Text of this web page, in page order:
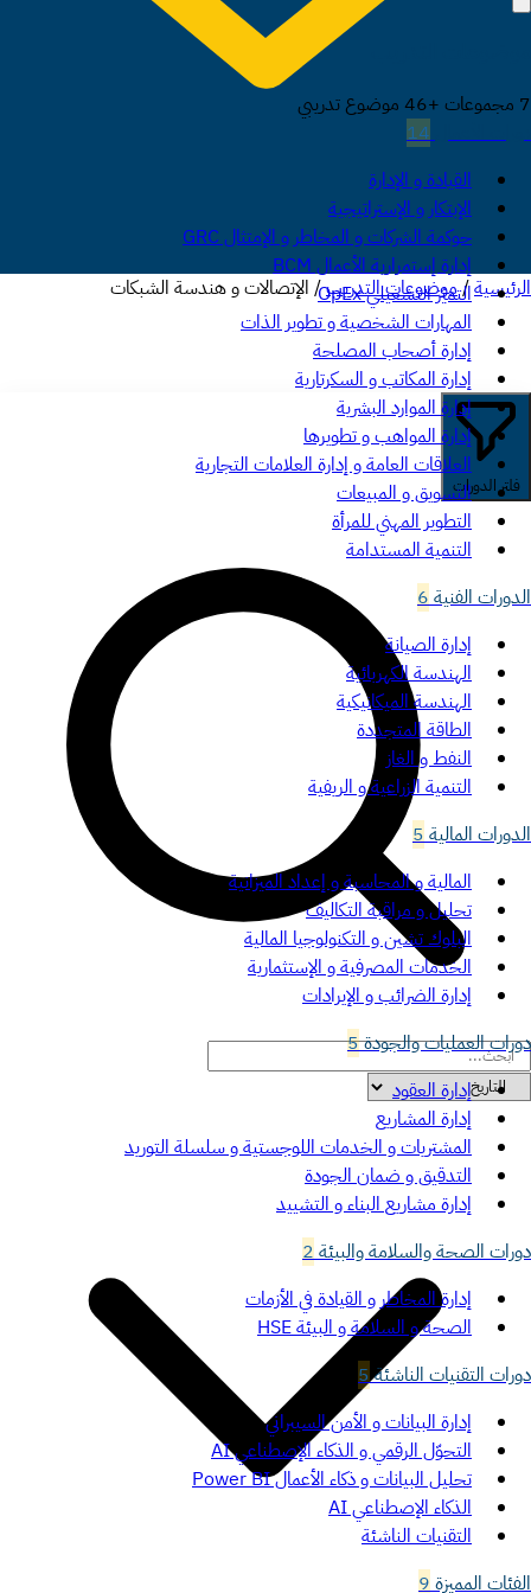
7 مجموعات +46 موضوع تدريبي
دورات الأعمال
14
القيادة و الإدارة
الإبتكار و الإستراتيجية
حوكمة الشركات و المخاطر و الإمتثال GRC
إدارة إستمرارية الأعمال BCM
التميّز التشغيلي OpEx
المهارات الشخصية و تطوير الذات
إدارة أصحاب المصلحة
إدارة المكاتب و السكرتارية
إدارة الموارد البشرية
إدارة المواهب و تطويرها
العلاقات العامة و إدارة العلامات التجارية
التسويق و المبيعات
التطوير المهني للمرأة
التنمية المستدامة
الدورات الفنية6
إدارة الصيانة
الهندسة الكهربائية
الهندسة الميكانيكية
الطاقة المتجددة
النفط و الغاز
التنمية الزراعية و الريفية
الدورات المالية5
المالية و المحاسبة و إعداد الميزانية
تحليل و مراقبة التكاليف
البلوك تشين و التكنولوجيا المالية
الخدمات المصرفية و الإستثمارية
إدارة الضرائب و الإيرادات
دورات العمليات والجودة5
إدارة العقود
إدارة المشاريع
المشتريات و الخدمات اللوجستية و سلسلة التوريد
التدقيق و ضمان الجودة
إدارة مشاريع البناء و التشييد
دورات الصحة والسلامة والبيئة2
إدارة المخاطر و القيادة في الأزمات
الصحة و السلامة و البيئة HSE
دورات التقنيات الناشئة5
إدارة البيانات و الأمن السيبراني
التحوّل الرقمي و الذكاء الإصطناعي AI
تحليل البيانات و ذكاء الأعمال Power BI
الذكاء الإصطناعي AI
التقنيات الناشئة
الفئات المميزة9
الرئيسية/موضوعات التدريب/ الإتصالات و هندسة الشبكات
فلتر الدورات